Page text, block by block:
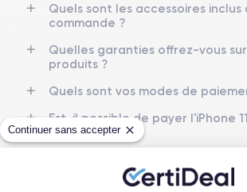
Continuer sans accepter
Nom de la puce
Apple A13 Bionic
GPU 4 cœurs 2.65 GHz
Caméra
12 MP
Recharge
Quels sont les accessoires inclus
commande ?
Quelles garanties offrez-vous
produits ?
Quels sont vos modes de
Est-il possible de payer l'iPhone
plusieurs fois ?
commande ?